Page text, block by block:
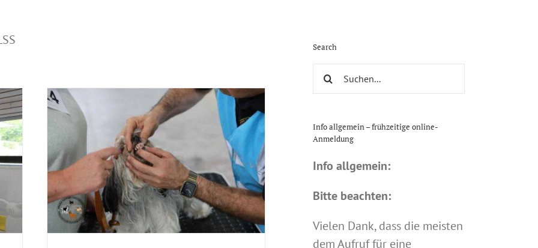
Search
Suche
Info allgemein – frühzeitige online-
Anmeldung
Info allgemein:
Bitte beachten:
Vielen Dank, dass die meisten
dem Aufruf für eine